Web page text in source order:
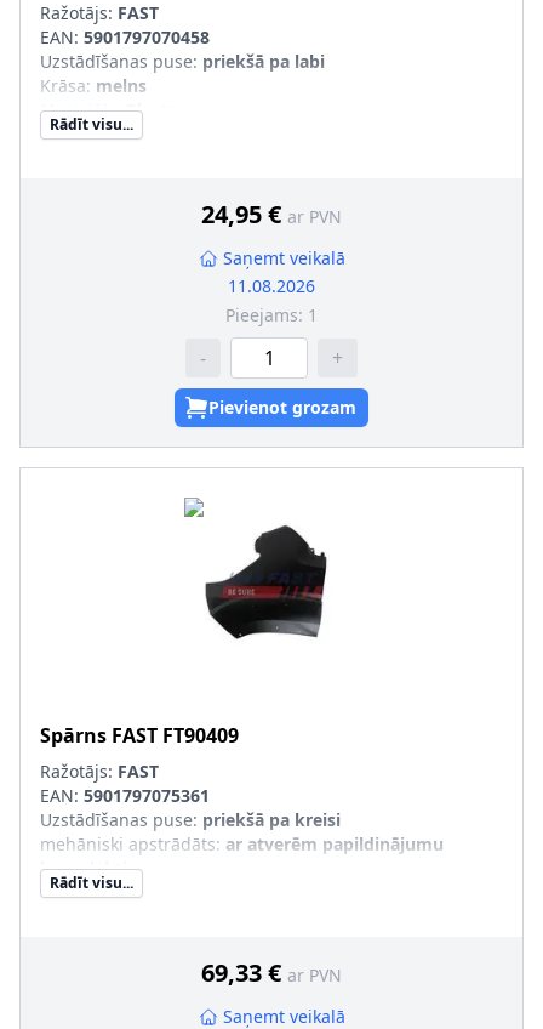
Ražotājs: FAST
EAN: 5901797070458
Uzstādīšanas puse: priekšā pa labi
Krāsa: melns
Materiāls:Plastmasa
Komponenti:
Rādīt visu...
24,95 € ar PVN
Saņemt veikalā
11.08.2026
Pieejams: 1
- +
Pievienot grozam
Spārns FAST FT90409
Ražotājs: FAST
EAN: 5901797075361
Uzstādīšanas puse: priekšā pa kreisi
mehāniski apstrādāts: ar atverēm papildinājumu
komplektiem
Aizsargmateriāls, lokšņu metāls
Rādīt visu...
69,33 € ar PVN
Saņemt veikalā